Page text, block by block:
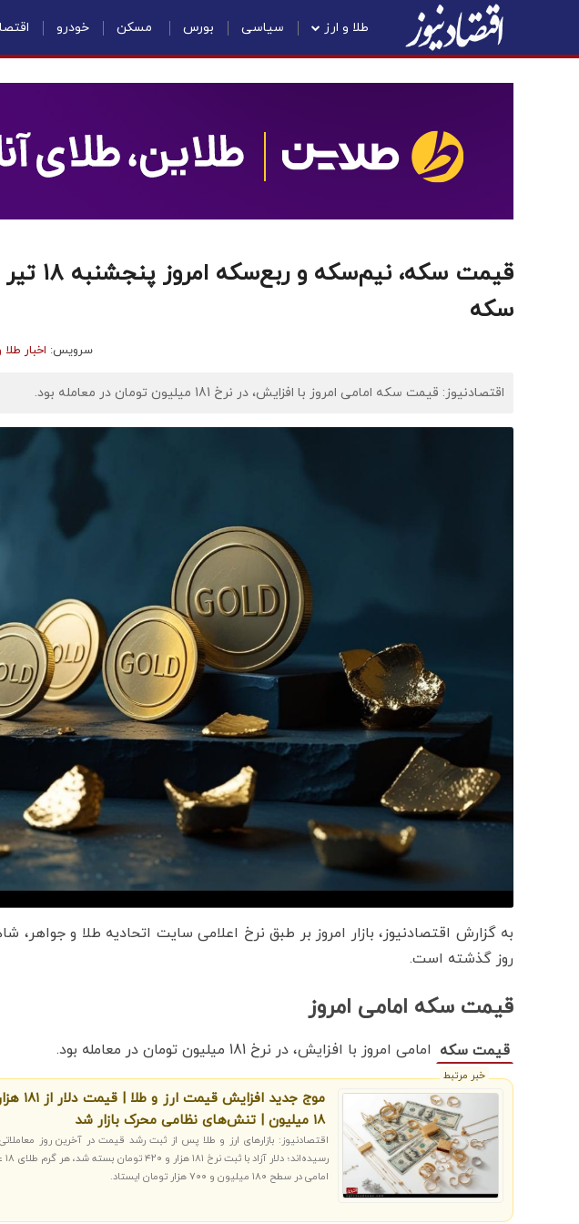
طلا و ارز سیاسی بورس مسکن خودرو
سکه
سرویس: اخبار طلا
اقتصادنیوز: قیمت سکه امامی امروز با افزایش، در نرخ 181 میلیون تومان در معامله بود.
به گزارش اقتصادنیوز، بازار امروز بر طبق نرخ اعلامی سایت اتحادیه طلا و جواهر،
روز گذشته است.
قیمت سکه امامی امروز
قیمت سکه امامی امروز با افزایش، در نرخ 181 میلیون تومان در معامله بود.
خبر مرتبط
موج
۱۸ میلیون | تنش‌های نظامی محرک بازار شد
اقتصادنیوز: بازارهای ارز و طلا پس از ثبت رشد قیمت در آخرین روز
امامی در سطح ۱۸۰ میلیون و ۷۰۰ هزار تومان ایستاد.